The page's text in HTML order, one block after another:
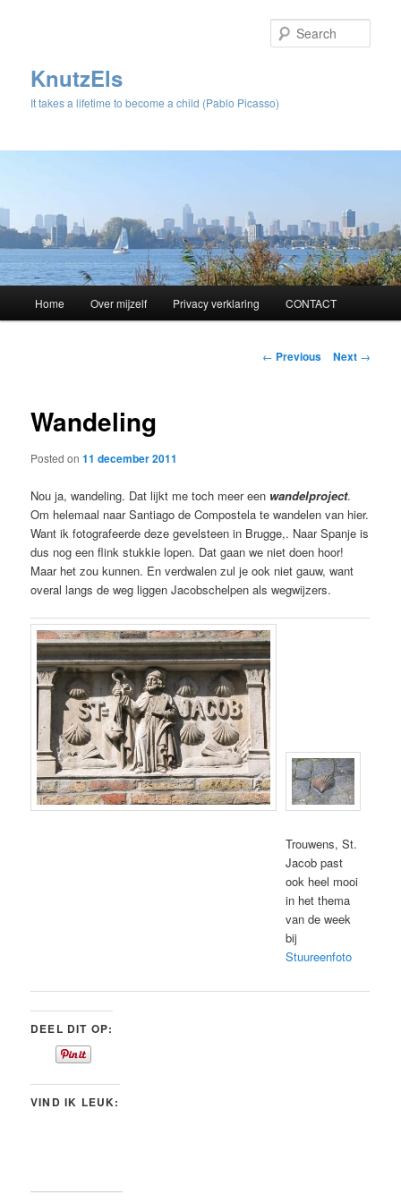
KnutzEls
It takes a lifetime to become a child (Pablo Picasso)
Skip
content
Home Over mijzelf Privacy verklaring CONTACT
Post
← Previous Next →
Wandeling
Posted on11 december 2011
Nou ja, wandeling. Dat lijkt me toch meer een wandelproject.
Om helemaal naar Santiago de Compostela te wandelen van hier.
Want ik fotografeerde deze gevelsteen in Brugge,. Naar Spanje is
dus nog een flink stukkie lopen. Dat gaan we niet doen hoor!
Maar het zou kunnen. En verdwalen zul je ook niet gauw, want
overal langs de weg liggen Jacobschelpen als wegwijzers.
Trouwens, St.
Jacob past
ook heel mooi
in het thema
van de week
bij
Stuureenfoto
DEEL DIT OP:
VIND IK LEUK: